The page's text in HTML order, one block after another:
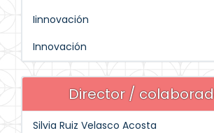
Iinnovación
Innovación
Director /
Silvia Ruiz Velasco Acosta